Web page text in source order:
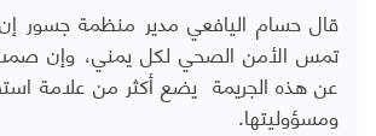
قال حسام اليافعي مدير منظمة جسور
تمس الأمن الصحي لكل يمني، وإن
عن هذه الجريمة يضع أكثر من علامة
ومسؤوليتها.